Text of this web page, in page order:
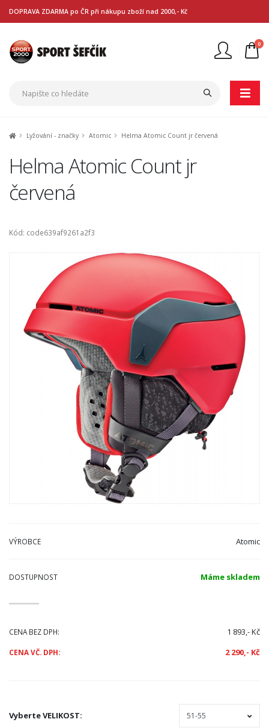
DOPRAVA ZDARMA po ČR při nákupu zboží nad 2000,- Kč
0
Lyžování - značky Atomic Helma Atomic Count jr červená
Helma Atomic Count jr
červená
Kód: code639af9261a2f3
VÝROBCE Atomic
DOSTUPNOST Máme skladem
CENA BEZ DPH: 1 893,- Kč
CENA VČ. DPH: 2 290,- Kč
VyberteVELIKOST: